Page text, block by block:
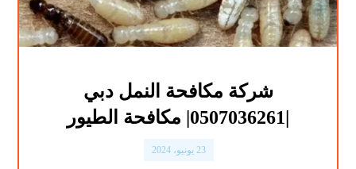
شركة مكافحة النمل دبي
23 يونيو، 2024